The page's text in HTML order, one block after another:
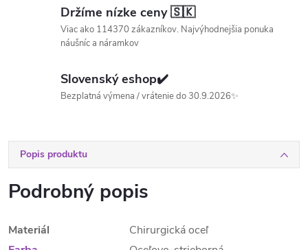
Držíme nízke ceny 🇸🇰
Viac ako 114370 zákazníkov. Najvýhodnejšia ponuka
náušníc a náramkov
Slovenský eshop✔️
Bezplatná výmena / vrátenie do 30.9.2026✨
Popis produktu
Podrobný popis
Materiál
Chirurgická oceľ